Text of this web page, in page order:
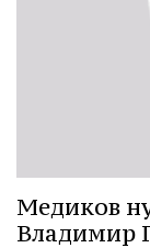
Медиков
Владимир